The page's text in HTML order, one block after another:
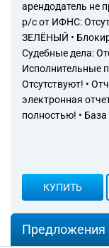
арендодатель не
р/с от ИФНС:
ЗЕЛЁНЫЙ •
Судебные дела:
Исполнительные
Отсутствуют! •
электронная
полностью! • База
КУПИТЬ
Предложения